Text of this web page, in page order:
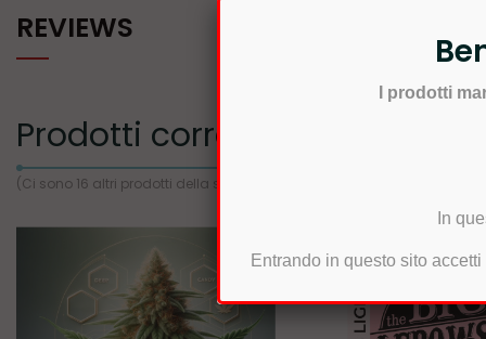
REVIEWS
Prodotti correlati
(Ci sono 16 altri prodotti della stessa categoria)
I prodotti
In
Entrando in questo sito